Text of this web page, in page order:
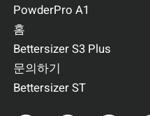
PowderPro A1
홈
Bettersizer S3 Plus
문의하기
Bettersizer ST